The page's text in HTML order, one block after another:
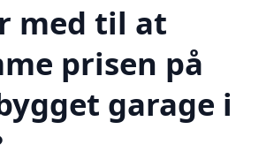
med til at
prisen på
garage i